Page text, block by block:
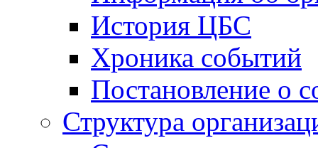
История ЦБС
Хроника событий
Постановление о
Структура